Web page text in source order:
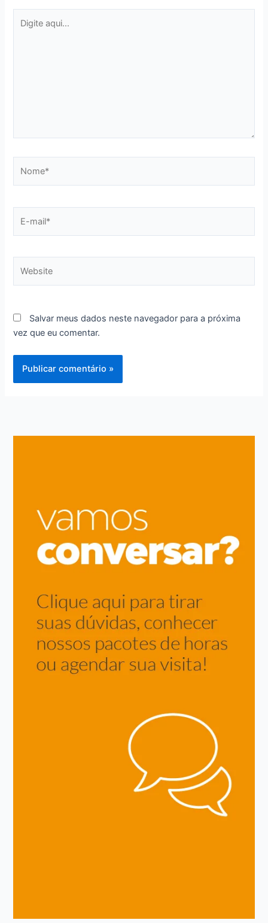
aqui...
mail*
Salvar meus dados neste navegador para a próxima
vez que eu comentar.